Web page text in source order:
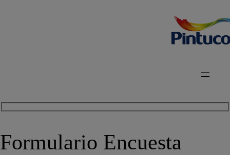
Formulario Encuesta